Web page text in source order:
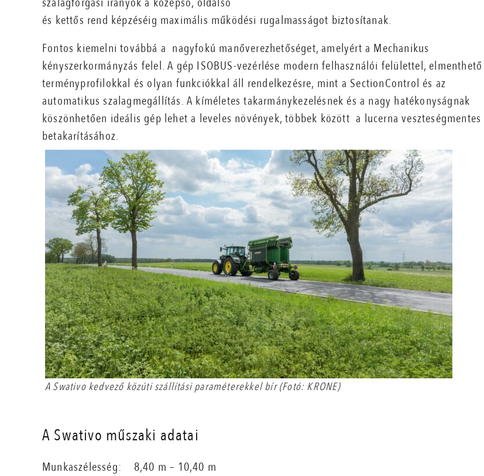
és kettős rend képzéséig maximális működési rugalmasságot biztosítanak.
Fontos kiemelni továbbá a nagyfokú manőverezhetőséget, amelyért a Mechanikus
kényszerkormányzás felel. A gép ISOBUS-vezérlése modern felhasználói felülettel, elmenthető
terményprofilokkal és olyan funkciókkal áll rendelkezésre, mint a SectionControl és az
automatikus szalagmegállítás. A kíméletes takarmánykezelésnek és a nagy hatékonyságnak
köszönhetően ideális gép lehet a leveles növények, többek között a lucerna veszteségmentes
betakarításához.
A Swativo kedvező közúti szállítási paraméterekkel bír (Fotó: KRONE)
A Swativo műszaki adatai
Munkaszélesség: 8,40 m – 10,40 m